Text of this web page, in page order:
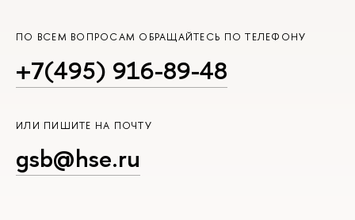
ПО ВСЕМ ВОПРОСАМ ОБРАЩАЙТЕСЬ ПО ТЕЛЕФОНУ
+7(495) 916-89-48
ИЛИ ПИШИТЕ НА ПОЧТУ
gsb@hse.ru